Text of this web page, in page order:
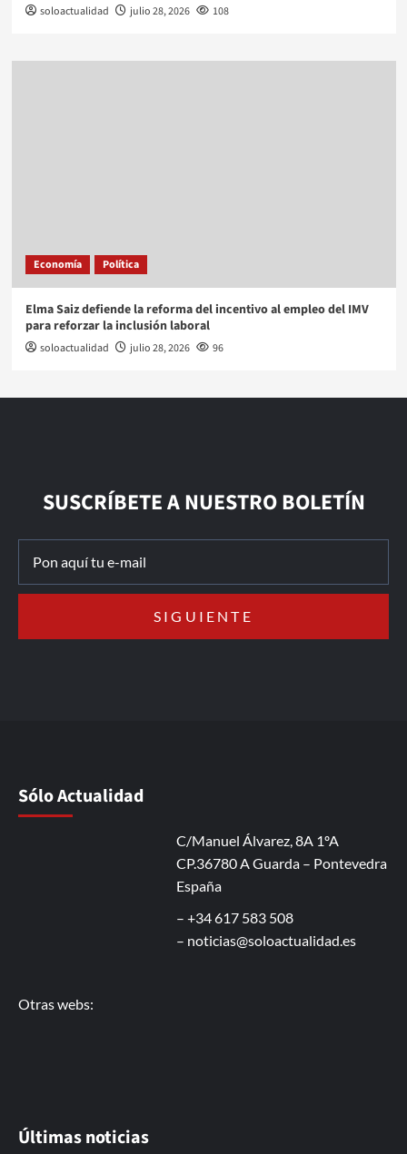
soloactualidad julio 28, 2026 108
Economía Política
Elma Saiz defiende la reforma del incentivo al empleo del IMV
para reforzar la inclusión laboral
soloactualidad julio 28, 2026 96
SUSCRÍBETE A NUESTRO BOLETÍN
Sólo Actualidad
C/Manuel Álvarez, 8A 1ºA
CP.36780 A Guarda – Pontevedra
España
– +34 617 583 508
– noticias@soloactualidad.es
Otras webs:
Últimas noticias